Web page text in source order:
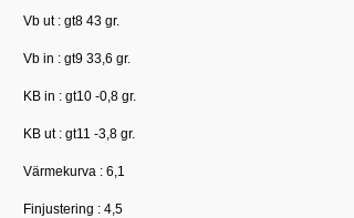
Vb ut : gt8 43 gr.
Vb in : gt9 33,6 gr.
KB in : gt10 -0,8 gr.
KB ut : gt11 -3,8 gr.
Värmekurva : 6,1
Finjustering : 4,5